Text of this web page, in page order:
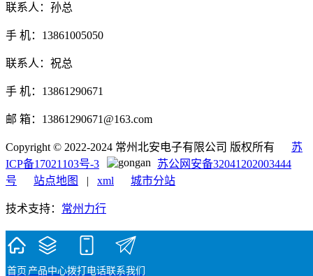
联系人：孙总
手 机：13861005050
联系人：祝总
手 机：13861290671
邮 箱：13861290671@163.com
Copyright © 2022-2024 常州北安电子有限公司 版权所有 苏
ICP备17021103号-3
苏公网安备32041202003444
号
站点地图 | xml 城市分站
技术支持： 常州力行
首页 产品中心拨打电话联系我们